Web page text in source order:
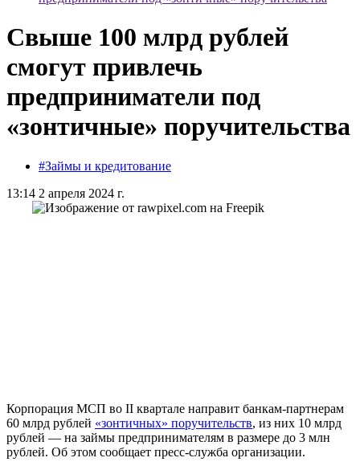
Свыше 100 млрд рублей
смогут привлечь
предприниматели под
«зонтичные» поручительства
#Займы и кредитование
13:14 2 апреля 2024 г.
Корпорация МСП во II квартале направит банкам-партнерам
60 млрд рублей «зонтичных» поручительств, из них 10 млрд
рублей — на займы предпринимателям в размере до 3 млн
рублей. Об этом сообщает пресс-служба организации.